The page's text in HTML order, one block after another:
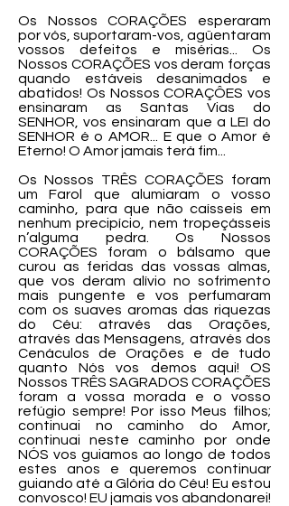
Os Nossos CORAÇÕES esperaram
por vós, suportaram-vos, agüentaram
vossos defeitos e misérias... Os
Nossos CORAÇÕES vos deram forças
quando estáveis desanimados e
abatidos! Os Nossos CORAÇÔES vos
ensinaram as Santas Vias do
SENHOR, vos ensinaram que a LEI do
SENHOR é o AMOR... E que o Amor é
Eterno! O Amor jamais terá fim...
Os Nossos TRÊS CORAÇÕES foram
um Farol que alumiaram o vosso
caminho, para que não caísseis em
nenhum precipício, nem tropeçásseis
n’alguma pedra. Os Nossos
CORAÇÕES foram o bálsamo que
curou as feridas das vossas almas,
que vos deram alívio no sofrimento
mais pungente e vos perfumaram
com os suaves aromas das riquezas
do Céu: através das Orações,
através das Mensagens, através dos
Cenáculos de Orações e de tudo
quanto Nós vos demos aqui! OS
Nossos TRÊS SAGRADOS CORAÇÕES
foram a vossa morada e o vosso
refúgio sempre! Por isso Meus filhos;
continuai no caminho do Amor,
continuai neste caminho por onde
NÓS vos guiamos ao longo de todos
estes anos e queremos continuar
guiando até a Glória do Céu! Eu estou
convosco! EU jamais vos abandonarei!